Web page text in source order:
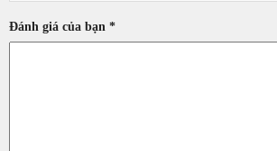
Đánh giá của bạn *